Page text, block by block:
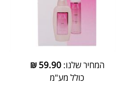
המחיר שלנו:59.90
₪
כולל מע"מ